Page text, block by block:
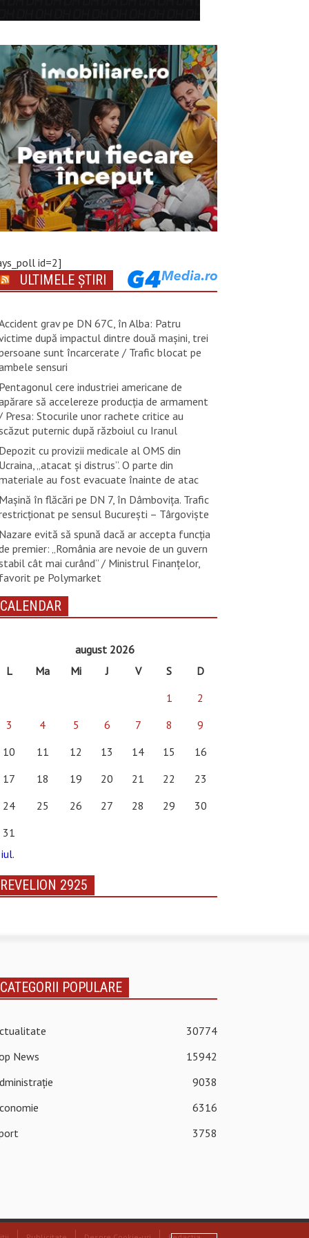
id=2]
ULTIMELE ȘTIRI
grav pe DN 67C, în Alba: Patru
după impactul dintre două mașini, trei
sunt încarcerate / Trafic blocat pe
sensuri
cere industriei americane de
să accelereze producția de armament
Presa: Stocurile unor rachete critice au
puternic după războiul cu Iranul
cu provizii medicale al OMS din
„atacat și distrus”. O parte din
au fost evacuate înainte de atac
în flăcări pe DN 7, în Dâmbovița. Trafic
pe sensul București – Târgoviște
evită să spună dacă ar accepta funcția
premier: „România are nevoie de un guvern
cât mai curând” / Ministrul Finanțelor,
pe Polymarket
CALENDAR
august 2026
L
Ma Mi J V S
D
1
2
3
4 5 6 7 8
9
10
11 12 13 14 15
16
17
18 19 20 21 22
23
24
25 26 27 28 29
30
31
REVELION 2925
CATEGORII POPULARE
30774
News
15942
9038
6316
3758